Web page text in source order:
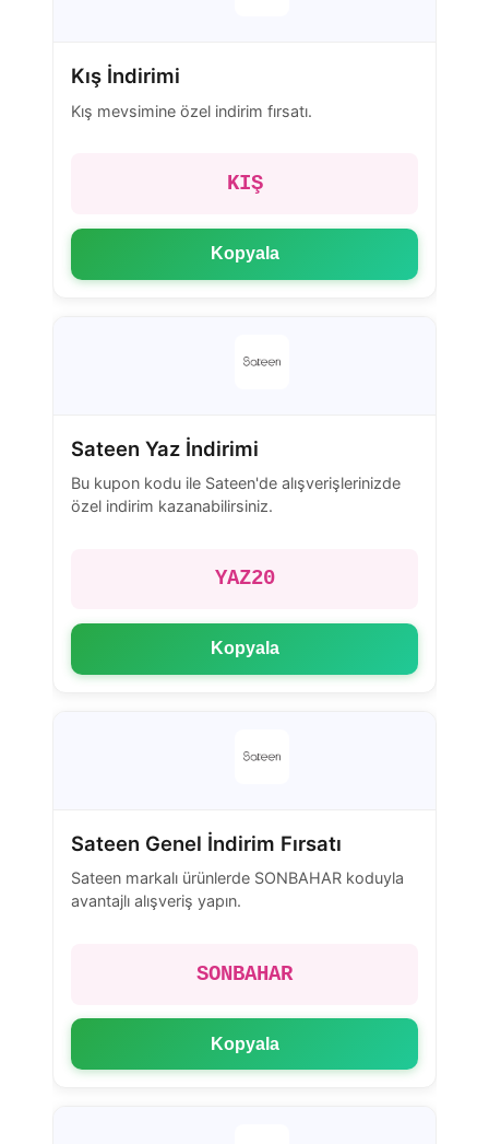
Kış İndirimi
Kış mevsimine özel indirim fırsatı.
KIŞ
Kopyala
Sateen Yaz İndirimi
Bu kupon kodu ile Sateen'de alışverişlerinizde
özel indirim kazanabilirsiniz.
YAZ20
Kopyala
Sateen Genel İndirim Fırsatı
Sateen markalı ürünlerde SONBAHAR koduyla
avantajlı alışveriş yapın.
SONBAHAR
Kopyala